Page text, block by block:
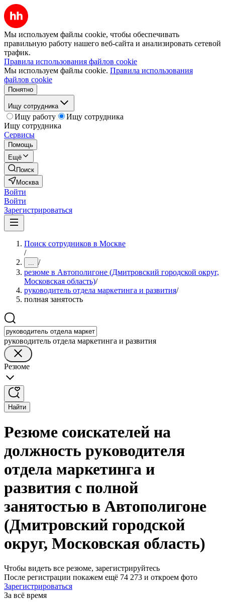
Мы используем файлы cookie, чтобы обеспечивать
правильную работу нашего веб-сайта и анализировать сетевой
трафик.
Правила использования файлов cookie
Мы используем файлы cookie. Правила использования
файлов cookie
Понятно
Ищу сотрудника
Ищу работу
Ищу сотрудника
Ищу сотрудника
Сервисы
Помощь
Ещё
Поиск
Москва
Войти
Войти
Зарегистрироваться
Поиск сотрудников в Москве
/
... /
резюме в Автополигоне (Дмитровский городской округ,
Московская область)/
руководитель отдела маркетинга и развития/
полная занятость
руководитель отдела маркетинга и развития
Резюме
Найти
Резюме соискателей на
должность руководителя
отдела маркетинга и
развития с полной
занятостью в Автополигоне
(Дмитровский городской
округ, Московская область)
Чтобы видеть все резюме, зарегистрируйтесь
После регистрации покажем ещё 74 273 и откроем фото
Зарегистрироваться
За всё время